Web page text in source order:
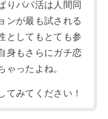
りパパ活は人間同
ンが最も試される
としてもとても参
身もさらにガチ恋
ゃったよね。
てみてください！